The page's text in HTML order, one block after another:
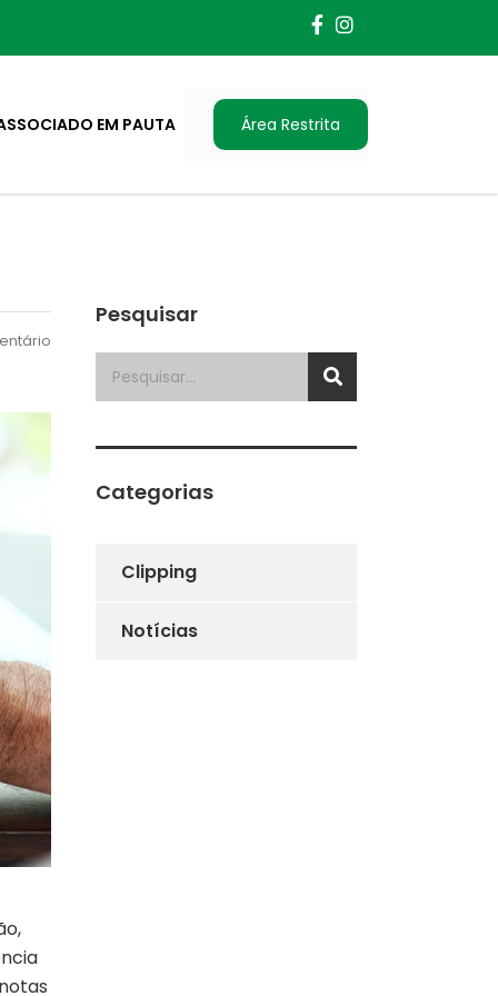
EM PAUTA Área Restrita
Pesquisar
Categorias
Clipping
Notícias